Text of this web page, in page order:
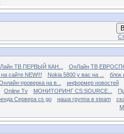
ТВ ПЕРВЫЙ КАН...
ОнЛайн ТВ
на сайте NEW!!! Nokia 5800 у вас на ...
блок
проверка на в...
информер новостей
Online Tv МОНИТОРИНГ CS:SOURCE...
Сервера cs go наша группа в steam